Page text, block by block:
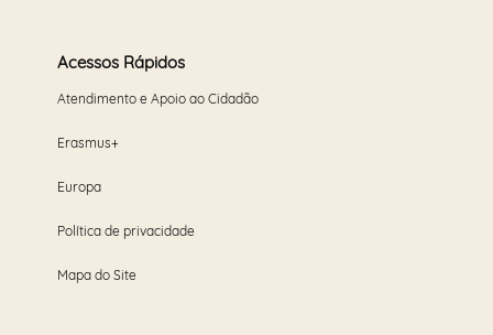
Acessos Rápidos
Atendimento e Apoio ao Cidadão
Erasmus+
Europa
Política de privacidade
Mapa do Site